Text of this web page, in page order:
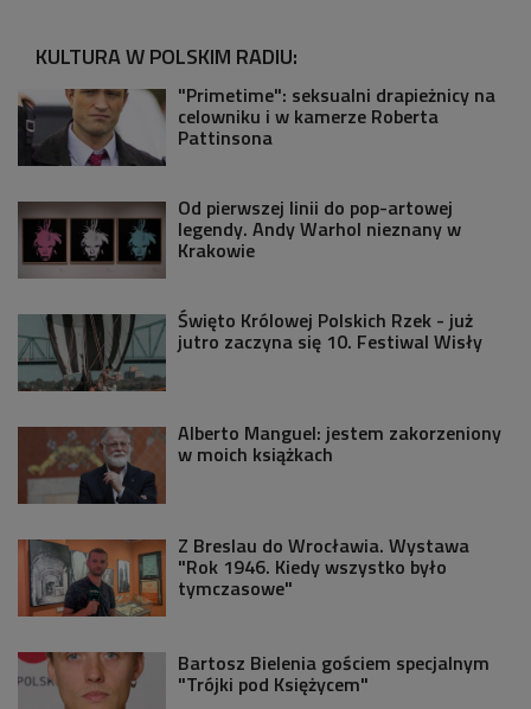
KULTURA W POLSKIM RADIU:
"Primetime": seksualni drapieżnicy na
celowniku i w kamerze Roberta
Pattinsona
Od pierwszej linii do pop-artowej
legendy. Andy Warhol nieznany w
Krakowie
Święto Królowej Polskich Rzek - już
jutro zaczyna się 10. Festiwal Wisły
Alberto Manguel: jestem zakorzeniony
w moich książkach
Z Breslau do Wrocławia. Wystawa
"Rok 1946. Kiedy wszystko było
tymczasowe"
Bartosz Bielenia gościem specjalnym
"Trójki pod Księżycem"